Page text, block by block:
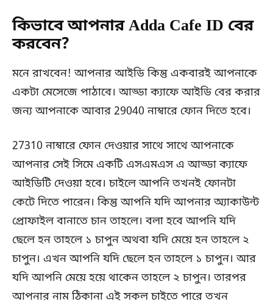
কিভাবে আপনার Adda Cafe ID বের
করবেন?
মনে রাখবেন! আপনার আইডি কিন্তু একবারই আপনাকে
একটা মেসেজে পাঠাবে। আড্ডা ক্যাফে আইডি বের করার
জন্য আপনাকে আবার 29040 নাম্বারে ফোন দিতে হবে।
27310 নাম্বারে ফোন দেওয়ার সাথে সাথে আপনাকে
আপনার সেই সিমে একটি এসএমএস এ আড্ডা ক্যাফে
আইডিটি দেওয়া হবে। চাইলে আপনি তখনই ফোনটা
কেটে দিতে পারেন। কিন্তু আপনি যদি আপনার অ্যাকাউন্ট
প্রোফাইল বানাতে চান তাহলে। বলা হবে আপনি যদি
ছেলে হন তাহলে ১ চাপুন অথবা যদি মেয়ে হন তাহলে ২
চাপুন। এখন আপনি যদি ছেলে হন তাহলে ১ চাপুন। আর
যদি আপনি মেয়ে হয়ে থাকেন তাহলে ২ চাপুন। তারপর
আপনার নাম ঠিকানা এই সকল চাইতে পারে তখন